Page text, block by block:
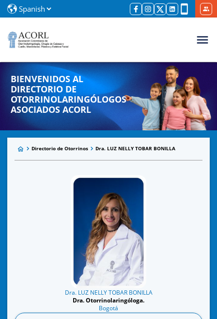
BIENVENIDOS AL
DIRECTORIO DE
OTORRINOLARINGÓLOGOS
ASOCIADOS ACORL
Directorio de Otorrinos Dra. LUZ NELLY TOBAR BONILLA
Dra. LUZ NELLY TOBAR BONILLA
Dra. Otorrinolaringóloga.
Bogotá